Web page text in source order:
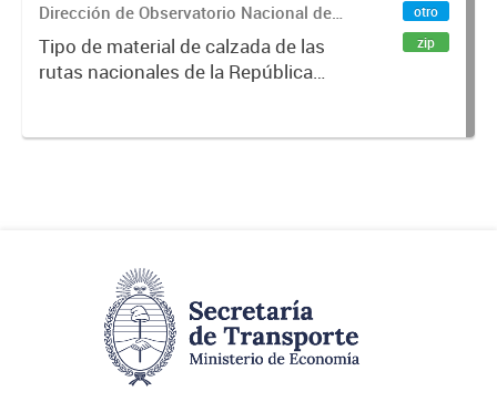
Dirección de Observatorio Nacional de
Transporte
Tipo de material de calzada de las
rutas nacionales de la República
2019.
otro
zip